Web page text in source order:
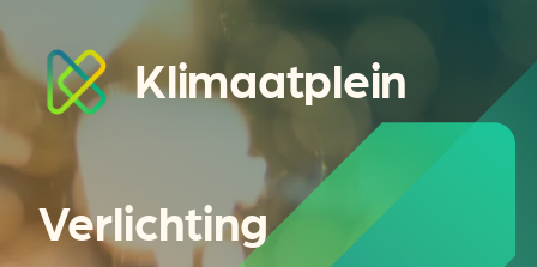
Klimaatplein
Verlichting